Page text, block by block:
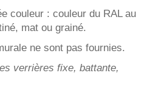
couleur : couleur du RAL au
mat ou grainé.
ne sont pas fournies.
verrières fixe, battante,